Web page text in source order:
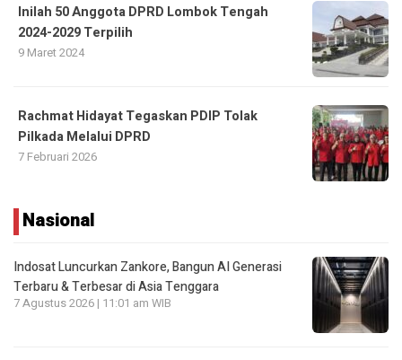
Inilah 50 Anggota DPRD Lombok Tengah
2024-2029 Terpilih
9 Maret 2024
Rachmat Hidayat Tegaskan PDIP Tolak
Pilkada Melalui DPRD
7 Februari 2026
Nasional
Indosat Luncurkan Zankore, Bangun AI Generasi
Terbaru & Terbesar di Asia Tenggara
7 Agustus 2026 | 11:01 am WIB